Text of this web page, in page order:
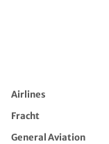
Airlines
Fracht
General Aviation